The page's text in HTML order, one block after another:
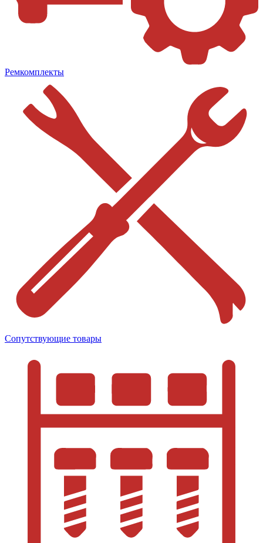
Ремкомплекты
Сопутствующие товары